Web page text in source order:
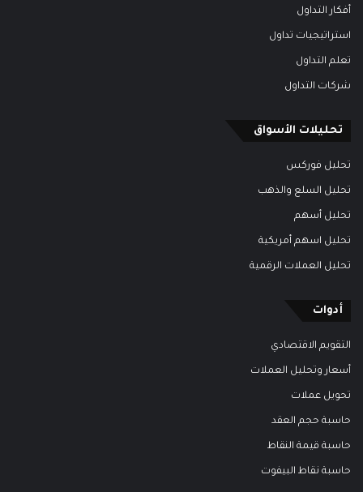
أفكار التداول
استراتيجيات تداول
تعلم التداول
شركات التداول
تحليلات الأسواق
تحليل فوركس
تحليل السلع والذهب
تحليل أسهم
تحليل اسهم أمريكية
تحليل العملات الرقمية
أدوات
التقويم الاقتصادي
أسعار وتحليل العملات
تحويل عملات
حاسبة حجم العقد
حاسبة قيمة النقاط
حاسبة نقاط البيفوت